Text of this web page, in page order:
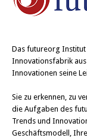
Das futureorg Institut
Innovationsfabrik
Innovationen seine
Sie zu erkennen, zu
die Aufgaben des
Trends und
Geschäftsmodell,